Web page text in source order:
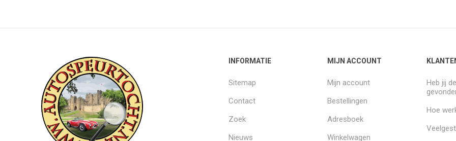
INFORMATIE
Sitemap
Contact
Zoek
Nieuws
MIJN ACCOUNT
Mijn account
Bestellingen
Adresboek
Winkelwagen
Heb jij
Hoe